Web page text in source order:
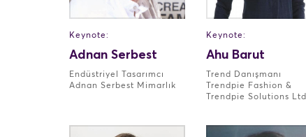
Keynote:
Adnan Serbest
Endüstriyel Tasarımcı
Adnan Serbest Mimarlık
Keynote:
Ahu Barut
Trend Danışmanı
Trendpie Fashion &
Trendpie Solutions Ltd